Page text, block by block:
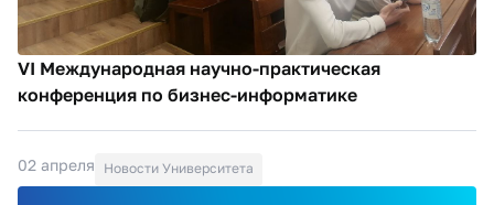
VI Международная научно-практическая
конференция по бизнес-информатике
02 апреля Новости Университета